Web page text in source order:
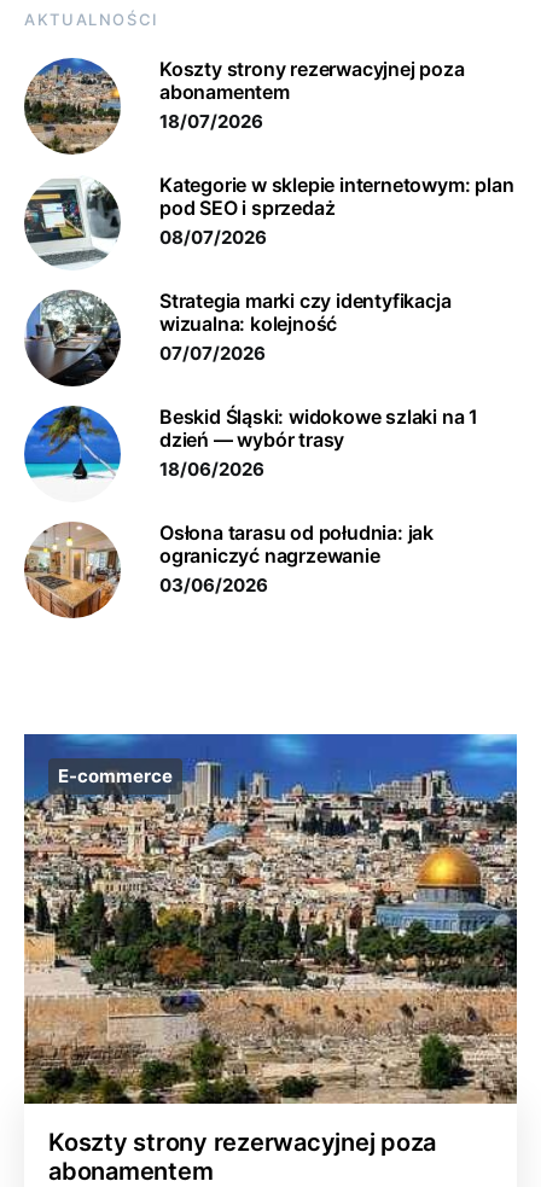
AKTUALNOŚCI
Koszty strony rezerwacyjnej poza
abonamentem
18/07/2026
Kategorie w sklepie internetowym: plan
pod SEO i sprzedaż
08/07/2026
Strategia marki czy identyfikacja
wizualna: kolejność
07/07/2026
Beskid Śląski: widokowe szlaki na 1
dzień — wybór trasy
18/06/2026
Osłona tarasu od południa: jak
ograniczyć nagrzewanie
03/06/2026
E-commerce
Koszty strony rezerwacyjnej poza
abonamentem